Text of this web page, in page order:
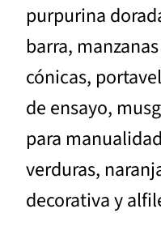
purpurina
barra,
cónicas,
de ensayo,
para
verduras,
decorativa y